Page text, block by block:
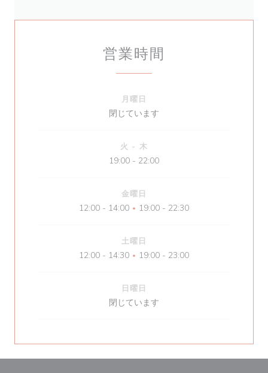
営業時間
月曜日
閉じています
火 - 木
19:00 - 22:00
金曜日
12:00 - 14:00 • 19:00 - 22:30
土曜日
12:00 - 14:30 • 19:00 - 23:00
日曜日
閉じています